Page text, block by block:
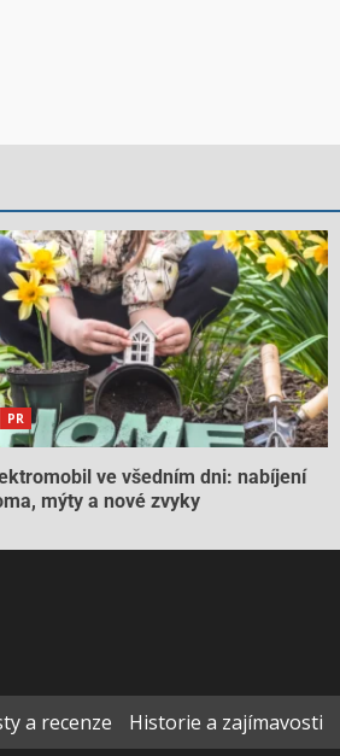
PR
ve všedním dni: nabíjení
mýty a nové zvyky
a recenze Historie a zajímavosti